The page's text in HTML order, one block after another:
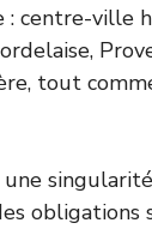
: centre-ville
tout
obligations